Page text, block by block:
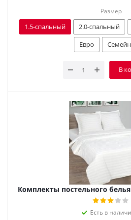
Размер
1.5-спальный 2.0-спальный
Евро
В
Комплекты постельного
Есть в